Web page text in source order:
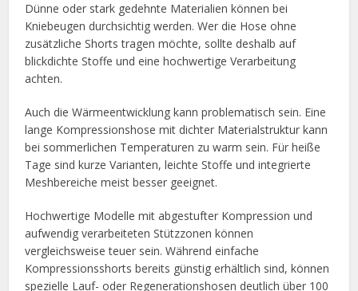
Dünne oder stark gedehnte Materialien können bei
Kniebeugen durchsichtig werden. Wer die Hose ohne
zusätzliche Shorts tragen möchte, sollte deshalb auf
blickdichte Stoffe und eine hochwertige Verarbeitung
achten.
Auch die Wärmeentwicklung kann problematisch sein. Eine
lange Kompressionshose mit dichter Materialstruktur kann
bei sommerlichen Temperaturen zu warm sein. Für heiße
Tage sind kurze Varianten, leichte Stoffe und integrierte
Meshbereiche meist besser geeignet.
Hochwertige Modelle mit abgestufter Kompression und
aufwendig verarbeiteten Stützzonen können
vergleichsweise teuer sein. Während einfache
Kompressionsshorts bereits günstig erhältlich sind, können
spezielle Lauf- oder Regenerationshosen deutlich über 100